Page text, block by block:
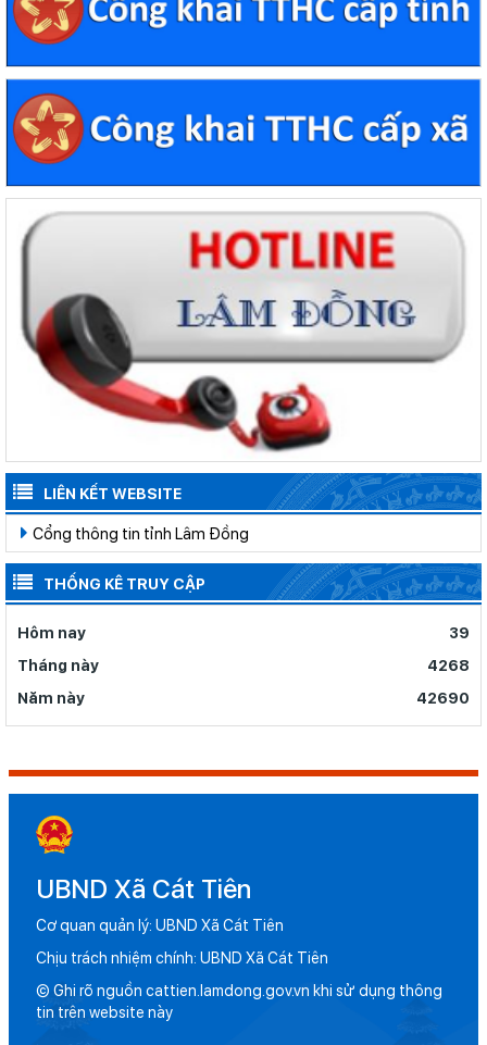
LIÊN KẾT WEBSITE
Cổng thông tin tỉnh Lâm Đồng
THỐNG KÊ TRUY CẬP
Hôm nay
39
Tháng này
4268
Năm này
42690
UBND Xã Cát Tiên
Cơ quan quản lý: UBND Xã Cát Tiên
Chịu trách nhiệm chính: UBND Xã Cát Tiên
© Ghi rõ nguồn cattien.lamdong.gov.vn khi sử dụng thông
tin trên website này